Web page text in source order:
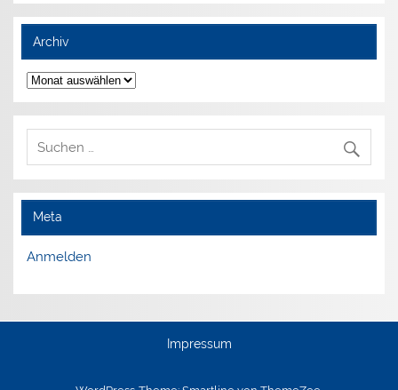
Archiv
Archiv
Meta
Anmelden
Impressum